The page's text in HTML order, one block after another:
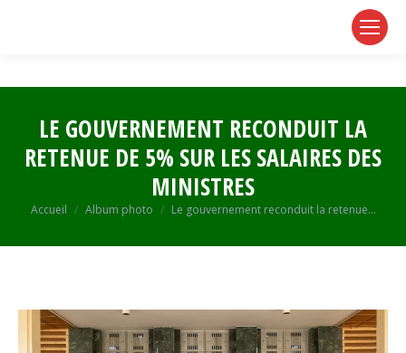
LE GOUVERNEMENT RECONDUIT LA
RETENUE DE 5% SUR LES SALAIRES DES
MINISTRES
Vous êtes ici :
Accueil Album photo Le gouvernement reconduit la retenue…